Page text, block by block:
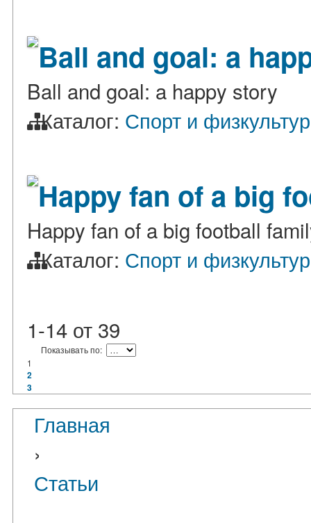
Ball and goal: a
Ball and goal: a happy story
Каталог: Спорт и
Happy fan of a big
Happy fan of a big football
Каталог: Спорт и
1-14 от 39
Показывать по:
1
2
3
Главная
›
Статьи